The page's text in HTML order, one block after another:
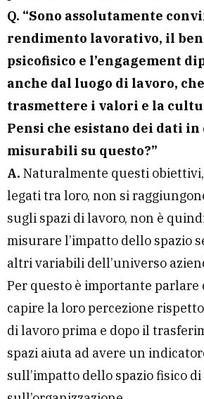
Q. “Sono assolutamente
rendimento lavorativo, il
psicofisico e l’engagement
anche dal luogo di lavoro,
trasmettere i valori e la
Pensi che esistano dei dati in
misurabili su questo?”
A. Naturalmente questi
legati tra loro, non si
sugli spazi di lavoro, non è
misurare l’impatto dello spazio
altri variabili dell’universo
Per questo è importante parlare
capire la loro percezione
di lavoro prima e dopo il
spazi aiuta ad avere un
sull’impatto dello spazio fisico